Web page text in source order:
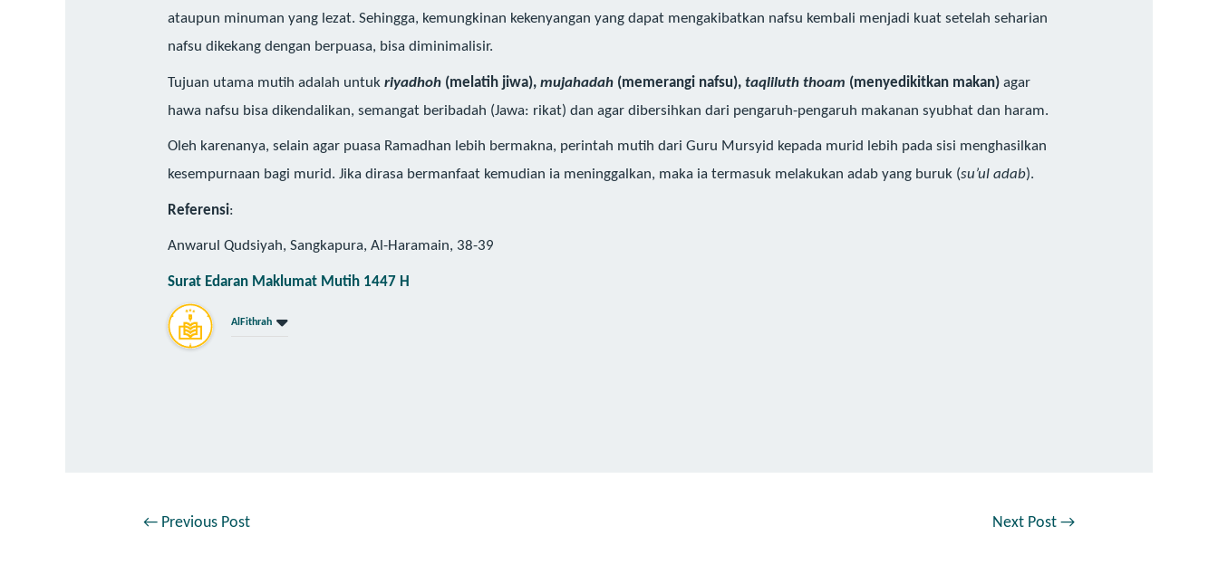
ataupun minuman yang lezat. Sehingga, kemungkinan kekenyangan yang dapat mengakibatkan nafsu kembali menjadi kuat setelah seharian
nafsu dikekang dengan berpuasa, bisa diminimalisir.
Tujuan utama mutih adalah untukriyadhoh (melatih jiwa),mujahadah (memerangi nafsu),taqliluth thoam (menyedikitkan makan) agar
hawa nafsu bisa dikendalikan, semangat beribadah (Jawa: rikat) dan agar dibersihkan dari pengaruh-pengaruh makanan syubhat dan haram.
Oleh karenanya, selain agar puasa Ramadhan lebih bermakna, perintah mutih dari Guru Mursyid kepada murid lebih pada sisi menghasilkan
kesempurnaan bagi murid. Jika dirasa bermanfaat kemudian ia meninggalkan, maka ia termasuk melakukan adab yang buruk (su’ul adab).
Referensi:
Anwarul Qudsiyah, Sangkapura, Al-Haramain, 38-39
Surat Edaran Maklumat Mutih 1447 H
AlFithrah
←Previous Post Next Post→